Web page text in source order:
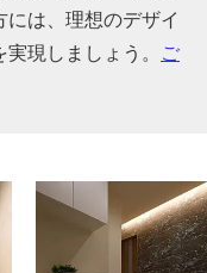
は、理想のデザイ
現しましょう。
ご